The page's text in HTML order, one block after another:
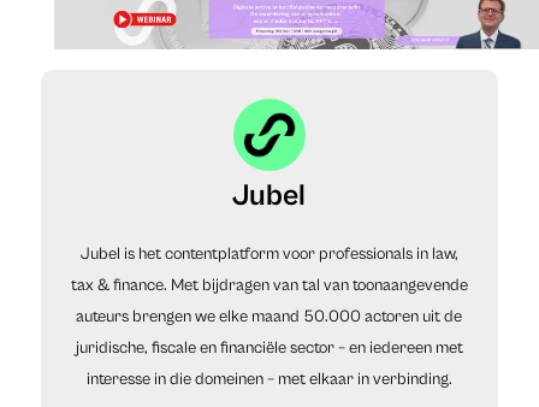
Jubel
Jubel is het contentplatform voor professionals in law,
tax & finance. Met bijdragen van tal van toonaangevende
auteurs brengen we elke maand 50.000 actoren uit de
juridische, fiscale en financiële sector – en iedereen met
interesse in die domeinen – met elkaar in verbinding.